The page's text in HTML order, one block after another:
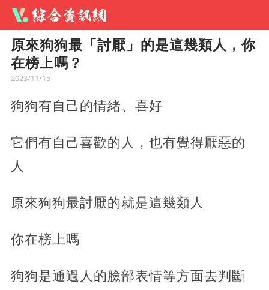
原來狗狗最「討厭」的是這幾類人，你
在榜上嗎？
2023/11/15
狗狗有自己的情緒、喜好
它們有自己喜歡的人，也有覺得厭惡的
人
原來狗狗最討厭的就是這幾類人
你在榜上嗎
狗狗是通過人的臉部表情等方面去判斷